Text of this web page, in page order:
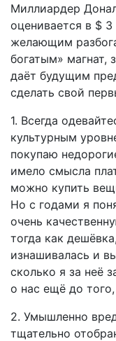
Миллиардер
оценивается в $
желающим
богатым»
даёт будущим
сделать свой
1. Всегда
культурным
покупаю
имело смысла
можно купить
Но с годами я
очень
тогда как
изнашивалась и
сколько я за неё
о нас ещё до
2. Умышленно
тщательно